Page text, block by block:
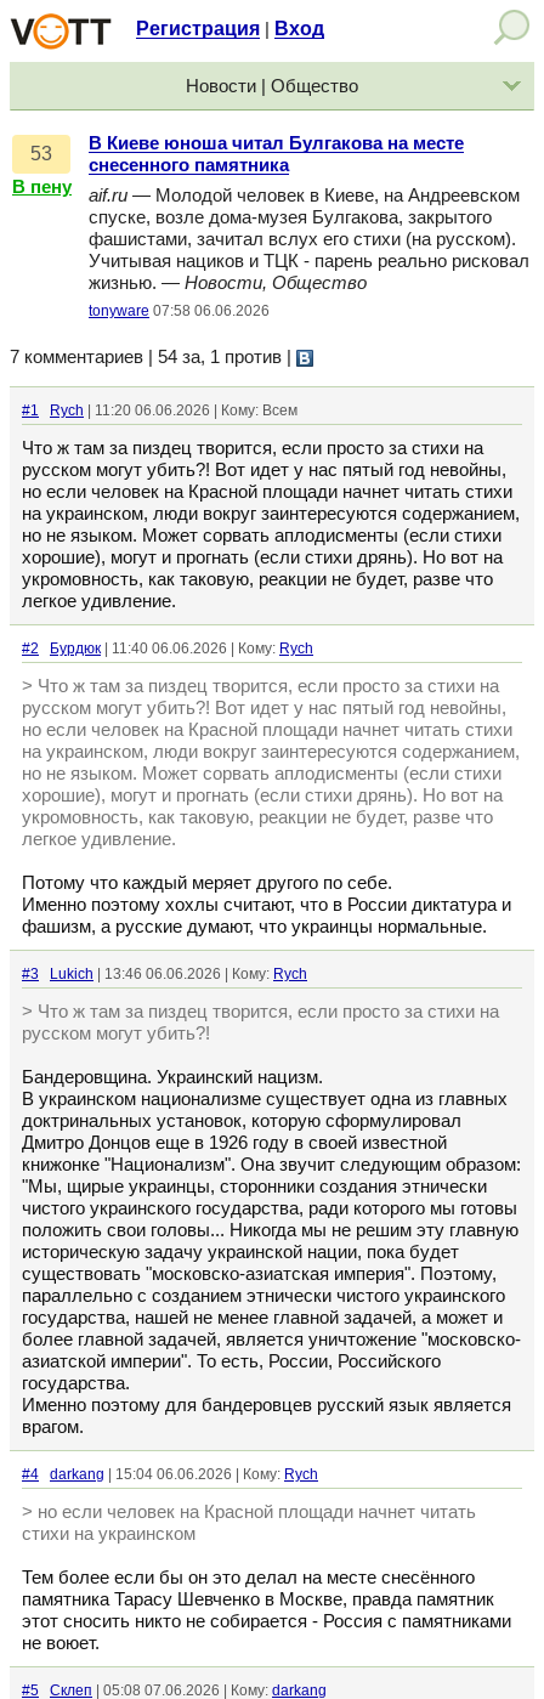
Регистрация Вход
Новости | Общество
53
В пену
В Киеве юноша читал Булгакова на месте
снесенного памятника
aif.ru — Молодой человек в Киеве, на Андреевском
спуске, возле дома-музея Булгакова, закрытого
фашистами, зачитал вслух его стихи (на русском).
Учитывая нациков и ТЦК - парень реально рисковал
жизнью. — Новости, Общество
tonyware 07:58 06.06.2026
7 комментариев | 54 за, 1 против
#1 Rych | 11:20 06.06.2026 | Кому: Всем
Что ж там за пиздец творится, если просто за стихи на
русском могут убить?! Вот идет у нас пятый год невойны,
но если человек на Красной площади начнет читать стихи
на украинском, люди вокруг заинтересуются содержанием,
но не языком. Может сорвать аплодисменты (если стихи
хорошие), могут и прогнать (если стихи дрянь). Но вот на
укромовность, как таковую, реакции не будет, разве что
легкое удивление.
#2 Бурдюк | 11:40 06.06.2026 | Кому: Rych
> Что ж там за пиздец творится, если просто за стихи на
русском могут убить?! Вот идет у нас пятый год невойны,
но если человек на Красной площади начнет читать стихи
на украинском, люди вокруг заинтересуются содержанием,
но не языком. Может сорвать аплодисменты (если стихи
хорошие), могут и прогнать (если стихи дрянь). Но вот на
укромовность, как таковую, реакции не будет, разве что
легкое удивление.
Потому что каждый меряет другого по себе.
Именно поэтому хохлы считают, что в России диктатура и
фашизм, а русские думают, что украинцы нормальные.
#3 Lukich | 13:46 06.06.2026 | Кому: Rych
> Что ж там за пиздец творится, если просто за стихи на
русском могут убить?!
Бандеровщина. Украинский нацизм.
В украинском национализме существует одна из главных
доктринальных установок, которую сформулировал
Дмитро Донцов еще в 1926 году в своей известной
книжонке "Национализм". Она звучит следующим образом:
"Мы, щирые украинцы, сторонники создания этнически
чистого украинского государства, ради которого мы готовы
положить свои головы... Никогда мы не решим эту главную
историческую задачу украинской нации, пока будет
существовать "московско-азиатская империя". Поэтому,
параллельно с созданием этнически чистого украинского
государства, нашей не менее главной задачей, а может и
более главной задачей, является уничтожение "московско-
азиатской империи". То есть, России, Российского
государства.
Именно поэтому для бандеровцев русский язык является
врагом.
#4 darkang | 15:04 06.06.2026 | Кому: Rych
> но если человек на Красной площади начнет читать
стихи на украинском
Тем более если бы он это делал на месте снесённого
памятника Тарасу Шевченко в Москве, правда памятник
этот сносить никто не собирается - Россия с памятниками
не воюет.
#5 Склеп | 05:08 07.06.2026 | Кому: darkang